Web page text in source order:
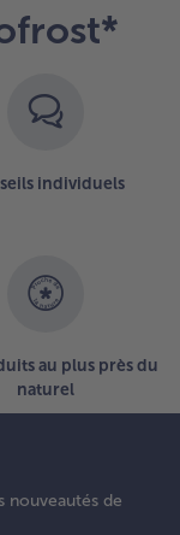
individuels
au plus près du
naturel
nouveautés de